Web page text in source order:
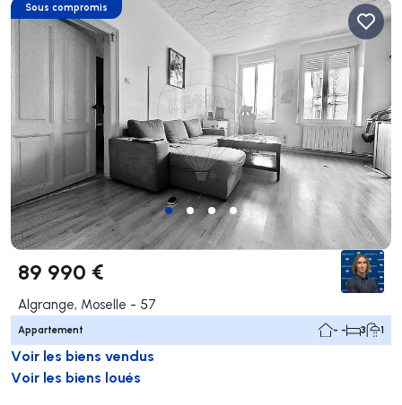
Sous compromis
89 990 €
Algrange, Moselle - 57
Appartement - - 3 1
Voir les biens vendus
Voir les biens loués